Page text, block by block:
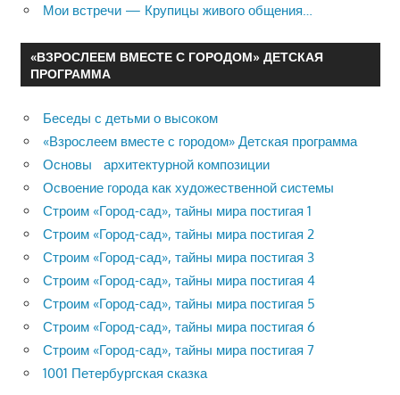
Мои встречи — Крупицы живого общения…
«ВЗРОСЛЕЕМ ВМЕСТЕ С ГОРОДОМ» ДЕТСКАЯ
ПРОГРАММА
Беседы с детьми о высоком
«Взрослеем вместе с городом» Детская программа
Основы архитектурной композиции
Освоение города как художественной системы
Строим «Город-сад», тайны мира постигая 1
Строим «Город-сад», тайны мира постигая 2
Строим «Город-сад», тайны мира постигая 3
Строим «Город-сад», тайны мира постигая 4
Строим «Город-сад», тайны мира постигая 5
Строим «Город-сад», тайны мира постигая 6
Строим «Город-сад», тайны мира постигая 7
1001 Петербургская сказка